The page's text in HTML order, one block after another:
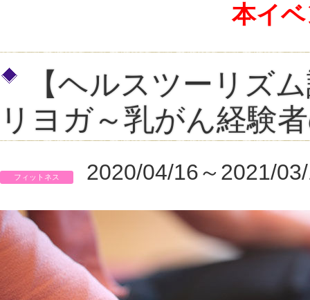
本イ
【ヘルスツーリズ
リヨガ～乳がん経験
フィットネス 2020/04/16～2021/